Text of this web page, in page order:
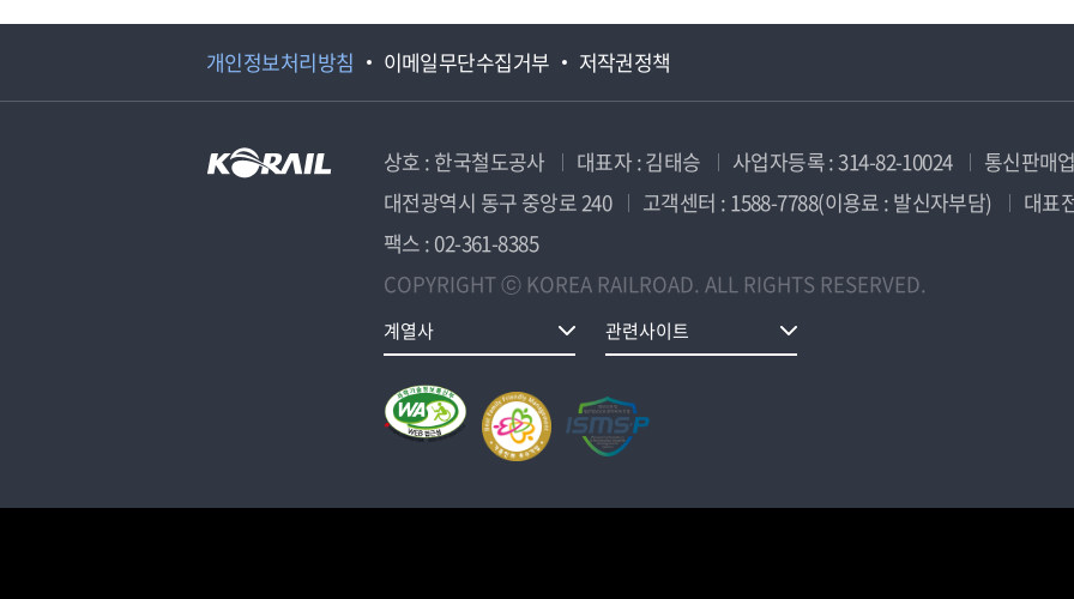
개인정보처리방침 이메일무단수집거부 저작권정책
상호 : 한국철도공사 대표자 : 김태승 사업자등록 : 314-82-10024
통신판매
대전광역시 동구 중앙로 240
고객센터 : 1588-7788(이용료 : 발신자부담)
대표
팩스 : 02-361-8385
COPYRIGHT ⓒ KOREA RAILROAD. ALL RIGHTS RESERVED.
계열사 관련사이트